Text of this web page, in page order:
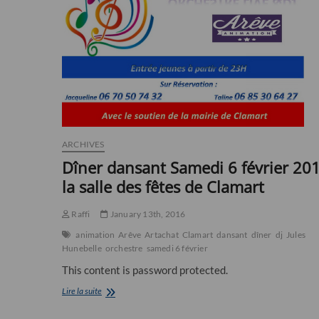
ARCHIVES
Dîner dansant Samedi 6 février
la salle des fêtes de Clamart
Raffi
January 13th, 2016
animation Arêve Artachat Clamart dansant dîner dj Jules
Hunebelle orchestre samedi 6 février
This content is password protected.
Lire la suiteDîner